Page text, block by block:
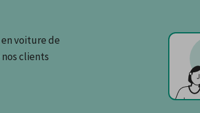
voiture de
clients